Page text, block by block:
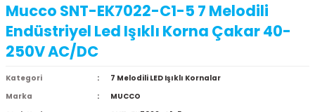
Mucco SNT-EK7022-C1-5 7 Melodili
Endüstriyel Led Işıklı Korna Çakar 40-
250V AC/DC
Kategori
7 Melodili LED Işıklı Kornalar
Marka
MUCCO